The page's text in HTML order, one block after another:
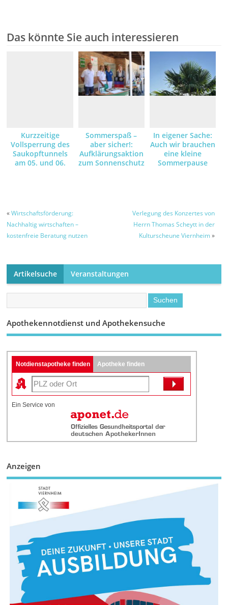
Das könnte Sie auch interessieren
Kurzzeitige
Vollsperrung des
Saukopftunnels
am 05. und 06.
ist ausgeschildert
Sommerspaß –
aber sicher!:
Aufklärungsaktion
zum Sonnenschutz
In eigener Sache:
Auch wir brauchen
eine kleine
Sommerpause
«Wirtschaftsförderung:
Nachhaltig wirtschaften –
kostenfreie Beratung nutzen
Verlegung des Konzertes von
Herrn Thomas Scheytt in der
Kulturscheune Viernheim»
Artikelsuche Veranstaltungen
Apothekennotdienst und Apothekensuche
Notdienstapotheke finden Apotheke finden
Ein Service von
Anzeigen